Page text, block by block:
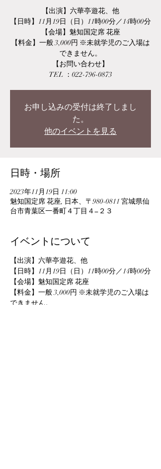
【出演】六華亭遊花、他
【日時】11月19日（日）11時00分／14時00分
【会場】魅知国定席 花座
【料金】一般 3,000円 ※未就学児のご入場は
できません。
【お問い合わせ】
TEL ：022-796-0873
お申し込みの受付は終了しまし
た。
他のイベントを見る
日時・場所
2023年11月19日 11:00
魅知国定席 花座, 日本、〒980-0811 宮城県仙
台市青葉区一番町４丁目４−２３
イベントについて
【出演】六華亭遊花、他
【日時】11月19日（日）11時00分／14時00分
【会場】魅知国定席 花座
【料金】一般 3,000円 ※未就学児のご入場は
できません。